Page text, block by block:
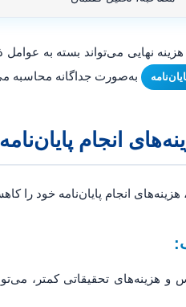
نهایی می‌تواند بسته به
به‌صورت جداگانه محاسبه
انجام پایان‌نامه
هزینه‌های انجام پایان‌نامه خود را
هزینه‌های تحقیقاتی کمتر،